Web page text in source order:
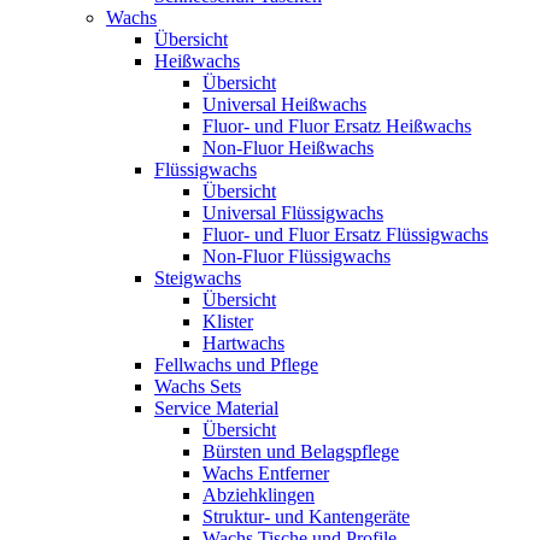
Wachs
Übersicht
Heißwachs
Übersicht
Universal Heißwachs
Fluor- und Fluor Ersatz Heißwachs
Non-Fluor Heißwachs
Flüssigwachs
Übersicht
Universal Flüssigwachs
Fluor- und Fluor Ersatz Flüssigwachs
Non-Fluor Flüssigwachs
Steigwachs
Übersicht
Klister
Hartwachs
Fellwachs und Pflege
Wachs Sets
Service Material
Übersicht
Bürsten und Belagspflege
Wachs Entferner
Abziehklingen
Struktur- und Kantengeräte